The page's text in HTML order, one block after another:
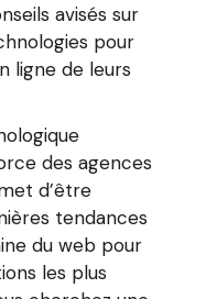
avisés sur
pour
ligne de leurs
des agences
d’être
tendances
du web pour
les plus